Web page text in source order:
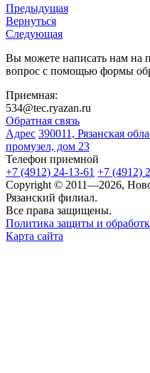
Предыдущая
Вернуться
Следующая
Вы можете написать нам на
вопрос с помощью формы
Приемная:
534@tec.ryazan.ru
Обратная связь
Адрес 390011, Рязанская
промузел, дом 23
Телефон приемной
+7 (4912) 24-13-61 +7 (4912)
Copyright © 2011—2026,
Рязанский филиал.
Все права защищены.
Политика защиты и
Карта сайта